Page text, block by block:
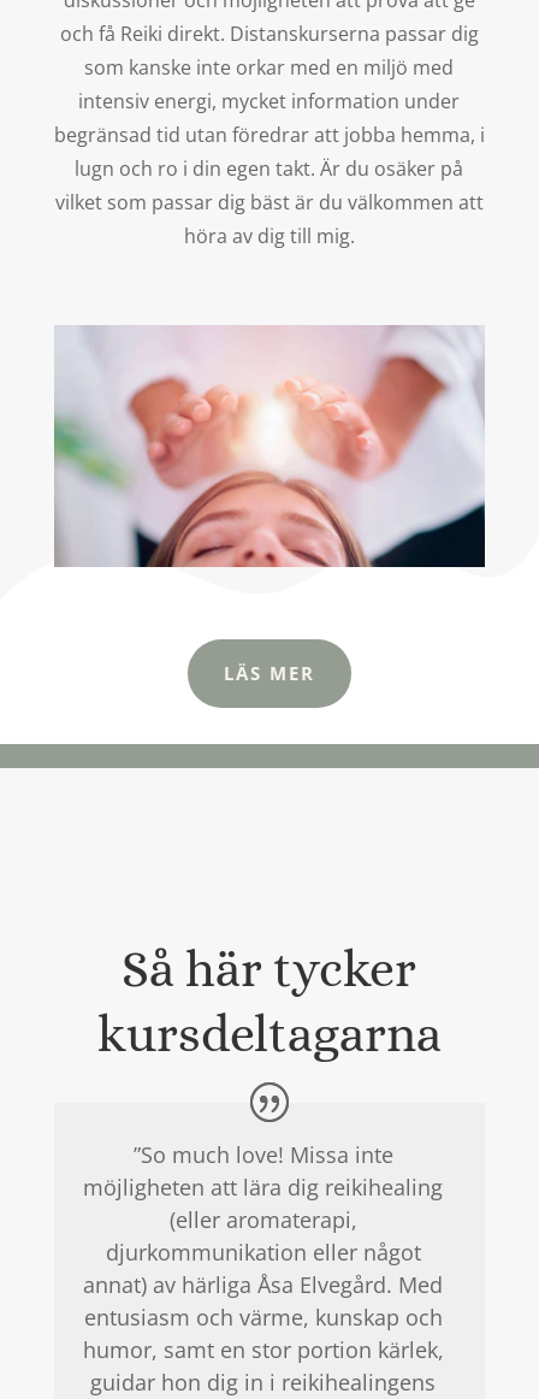
och få Reiki direkt. Distanskurserna passar dig
som kanske inte orkar med en miljö med
intensiv energi, mycket information under
begränsad tid utan föredrar att jobba hemma, i
lugn och ro i din egen takt. Är du osäker på
vilket som passar dig bäst är du välkommen att
höra av dig till mig.
LÄS MER
Så här tycker
kursdeltagarna
”So much love! Missa inte
möjligheten att lära dig reikihealing
(eller aromaterapi,
djurkommunikation eller något
annat) av härliga Åsa Elvegård. Med
entusiasm och värme, kunskap och
humor, samt en stor portion kärlek,
guidar hon dig in i reikihealingens